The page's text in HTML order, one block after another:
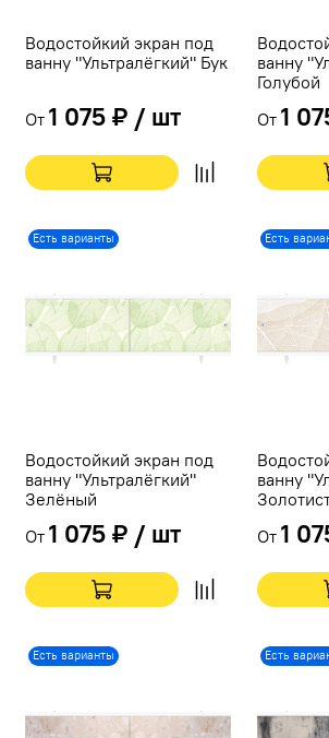
Водостойкий экран под
ванну "Ультралёгкий" Бук
От 1 075 ₽ / шт
ванну
Голубой
От 1
Есть варианты
Водостойкий экран под
ванну "Ультралёгкий"
Зелёный
От 1 075 ₽ / шт
Есть
ванну
От 1
Есть варианты Есть